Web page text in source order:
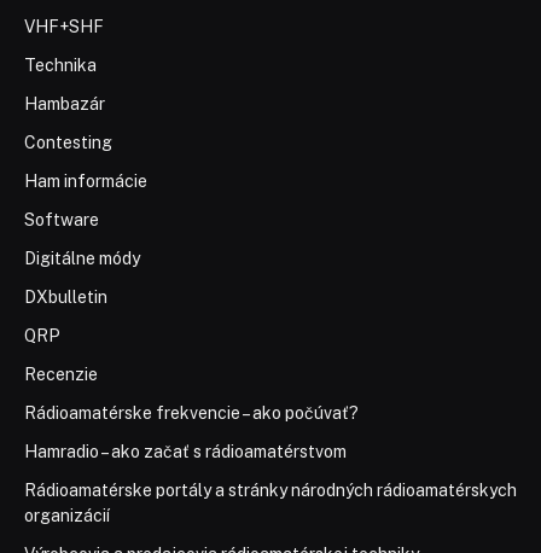
VHF+SHF
Technika
Hambazár
Contesting
Ham informácie
Software
Digitálne módy
DXbulletin
QRP
Recenzie
Rádioamatérske frekvencie – ako počúvať?
Hamradio – ako začať s rádioamatérstvom
Rádioamatérske portály a stránky národných rádioamatérskych
organizácií